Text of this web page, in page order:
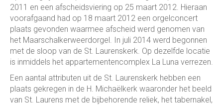
2011 en een afscheidsviering op 25 maart 2012. Hieraan
voorafgaand had op 18 maart 2012 een orgelconcert
plaats gevonden waarmee afscheid werd genomen van
het Maarschalkerweerdorgel. In juli 2014 werd begonnen
met de sloop van de St. Laurenskerk. Op dezelfde locatie
is inmiddels het appartementencomplex La Luna verrezen.
Een aantal attributen uit de St. Laurenskerk hebben een
plaats gekregen in de H. Michaëlkerk waaronder het beeld
van St. Laurens met de bijbehorende reliek, het tabernakel,